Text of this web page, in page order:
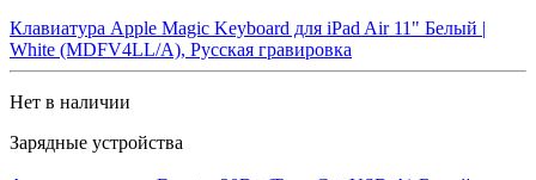
Клавиатура Apple Magic Keyboard для iPad Air 11" Белый |
White (MDFV4LL/A), Русская гравировка
Нет в наличии
Зарядные устройства